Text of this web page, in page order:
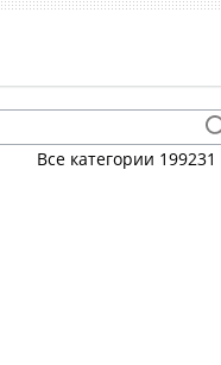
Все категории 199231